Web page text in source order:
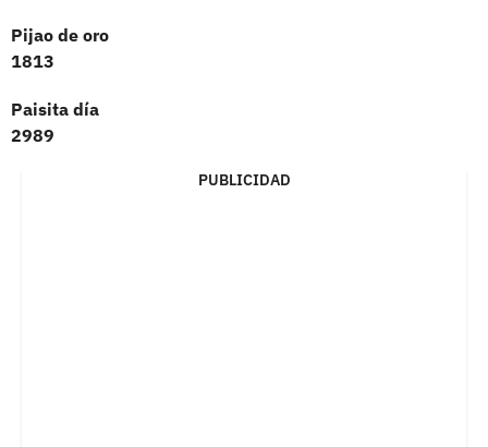
Pijao de oro
1813
Paisita día
2989
PUBLICIDAD